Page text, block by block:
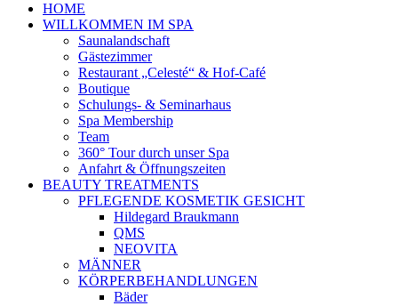
HOME
WILLKOMMEN IM SPA
Saunalandschaft
Gästezimmer
Restaurant „Celesté“ & Hof-Café
Boutique
Schulungs- & Seminarhaus
Spa Membership
Team
360° Tour durch unser Spa
Anfahrt & Öffnungszeiten
BEAUTY TREATMENTS
PFLEGENDE KOSMETIK GESICHT
Hildegard Braukmann
QMS
NEOVITA
MÄNNER
KÖRPERBEHANDLUNGEN
Bäder